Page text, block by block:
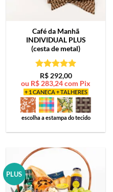
Café da Manhã
INDIVIDUAL PLUS
(cesta de metal)
Avaliação5
de 5
R$292,00
ou R$ 283,24com Pix
+ 1 CANECA + TALHERES
escolha a estampa do tecido
PLUS